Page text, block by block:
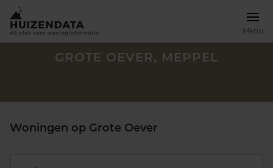
Menu
GROTE OEVER, MEPPEL
Woningen op Grote Oever